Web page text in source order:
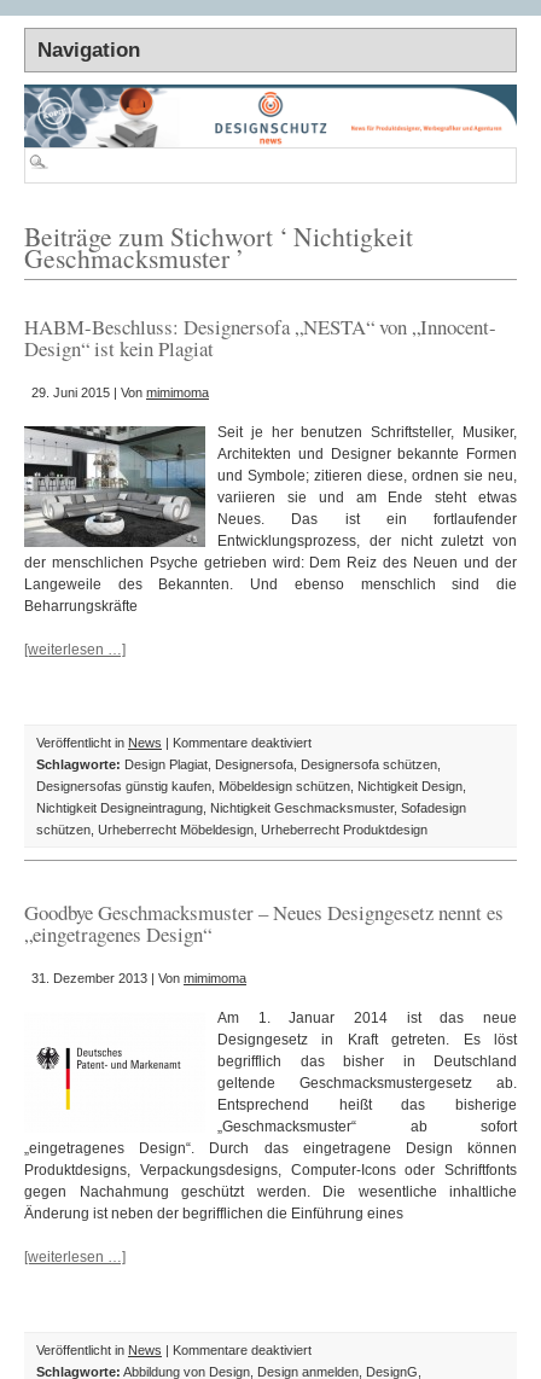
Beiträge zum Stichwort ‘ Nichtigkeit
Geschmacksmuster ’
HABM-Beschluss: Designersofa „NESTA“ von „Innocent-
Design“ ist kein Plagiat
29. Juni 2015 | Von mimimoma
Seit je her benutzen Schriftsteller, Musiker,
Architekten und Designer bekannte Formen
und Symbole; zitieren diese, ordnen sie neu,
variieren sie und am Ende steht etwas
Neues. Das ist ein fortlaufender
Entwicklungsprozess, der nicht zuletzt von
der menschlichen Psyche getrieben wird: Dem Reiz des Neuen und der
Langeweile des Bekannten. Und ebenso menschlich sind die
Beharrungskräfte
[weiterlesen …]
Veröffentlicht in News | Kommentare deaktiviertfür
HABM-
Beschluss:
Designersofa
„NESTA“
ist
Schlagworte: Design Plagiat Designersofa Designersofa schützen
Designersofas günstig kaufen Möbeldesign schützen Nichtigkeit Design
Nichtigkeit Designeintragung Nichtigkeit Geschmacksmuster, Sofadesign
schützen Urheberrecht Möbeldesign Urheberrecht Produktdesign
Goodbye Geschmacksmuster – Neues Designgesetz nennt es
„eingetragenes Design“
31. Dezember 2013 | Von mimimoma
Am 1. Januar 2014 ist das neue
Designgesetz in Kraft getreten. Es löst
begrifflich das bisher in Deutschland
geltende Geschmacksmustergesetz ab.
Entsprechend heißt das bisherige
„Geschmacksmuster“ ab sofort
„eingetragenes Design“. Durch das eingetragene Design können
Produktdesigns, Verpackungsdesigns, Computer-Icons oder Schriftfonts
gegen Nachahmung geschützt werden. Die wesentliche inhaltliche
Änderung ist neben der begrifflichen die Einführung eines
[weiterlesen …]
Veröffentlicht in News | Kommentare deaktiviertfür
Goodbye
Schlagworte: Abbildung von Design Design anmelden DesignG